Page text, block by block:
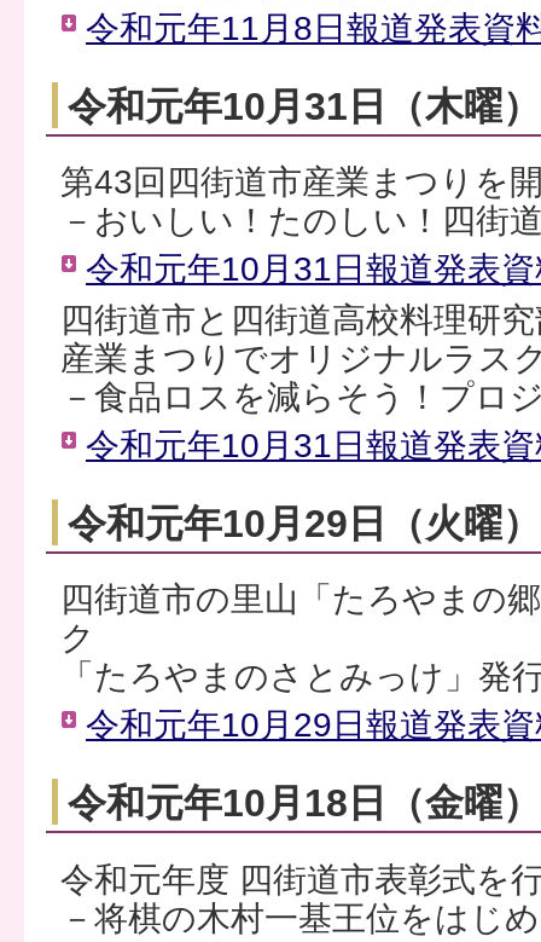
令和元年11月8日報道発表資
令和元年10月31日（木曜
第43回四街道市産業まつりを
－おいしい！たのしい！四街
令和元年10月31日報道発表
四街道市と四街道高校料理研
産業まつりでオリジナルラス
－食品ロスを減らそう！プロ
令和元年10月31日報道発表
令和元年10月29日（火曜
四街道市の里山「たろやまの
ク
「たろやまのさとみっけ」発
令和元年10月29日報道発表
令和元年10月18日（金曜
令和元年度 四街道市表彰式を
－将棋の木村一基王位をはじ